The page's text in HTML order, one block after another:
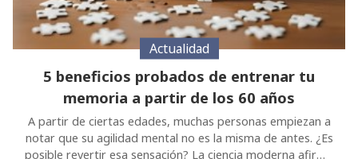
5 beneficios probados de entrenar tu
memoria a partir de los 60 años
Actualidad
A partir de ciertas edades, muchas personas empiezan a
notar que su agilidad mental no es la misma de antes. ¿Es
posible revertir esa sensación? La ciencia moderna afirma
que sí. Gracias a la neuroplasticidad, nuestro cerebro
puede seguir creando conexiones a cualquier edad si